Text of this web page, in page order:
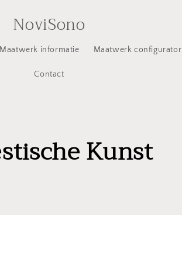
NoviSono
Maatwerk informatie Maatwerk configurator
Contact
Kunst